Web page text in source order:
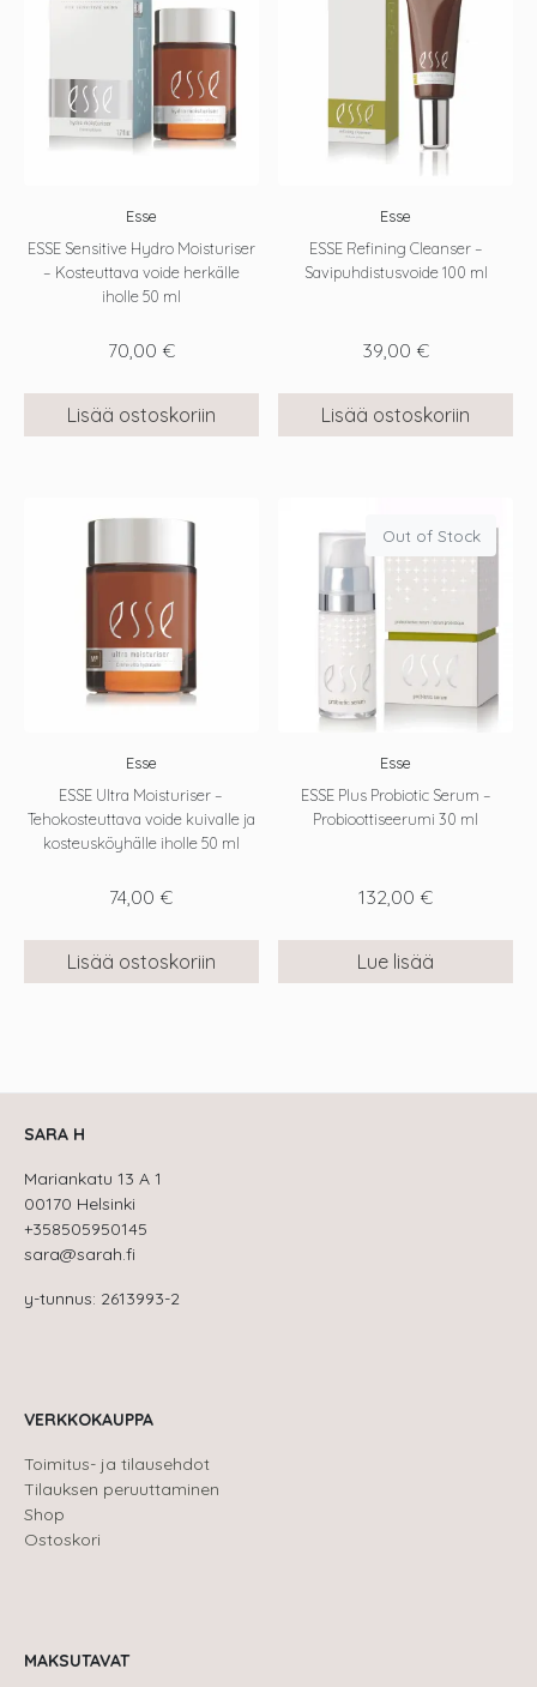
Esse
ESSE Sensitive Hydro Moisturiser
– Kosteuttava voide herkälle
iholle 50 ml
70,00 €
Lisää ostoskoriin
Esse
ESSE Refining Cleanser –
Savipuhdistusvoide 100 ml
39,00 €
Lisää ostoskoriin
Esse
ESSE Ultra Moisturiser –
Tehokosteuttava voide kuivalle ja
kosteusköyhälle iholle 50 ml
74,00 €
Lisää ostoskoriin
Out of Stock
Esse
ESSE Plus Probiotic Serum –
Probioottiseerumi 30 ml
132,00 €
Lue lisää
SARA H
Mariankatu 13 A 1
00170 Helsinki
+358505950145
sara@sarah.fi
y-tunnus: 2613993-2
VERKKOKAUPPA
Toimitus- ja tilausehdot
Tilauksen peruuttaminen
Shop
Ostoskori
MAKSUTAVAT